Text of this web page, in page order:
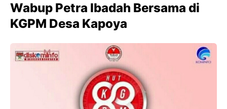
Wabup Petra Ibadah Bersama di
KGPM Desa Kapoya